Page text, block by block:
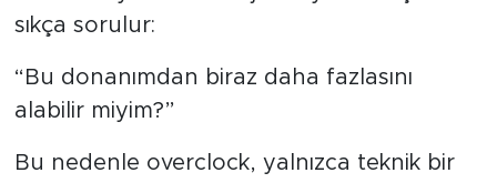
sıkça sorulur:
“Bu donanımdan biraz daha fazlasını
alabilir miyim?”
Bu nedenle overclock, yalnızca teknik bir